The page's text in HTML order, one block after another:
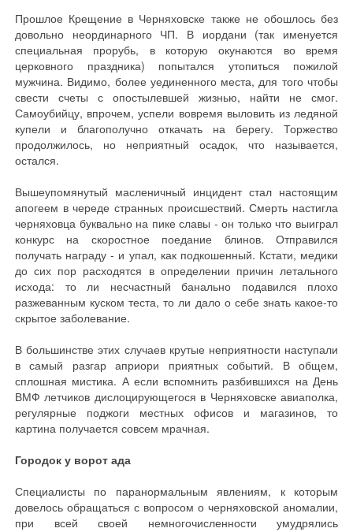
Прошлое Крещение в Черняховске также не обошлось без
довольно неординарного ЧП. В иордани (так именуется
специальная прорубь, в которую окунаются во время
церковного праздника) попытался утопиться пожилой
мужчина. Видимо, более уединенного места, для того чтобы
свести счеты с опостылевшей жизнью, найти не смог.
Самоубийцу, впрочем, успели вовремя выловить из ледяной
купели и благополучно откачать на берегу. Торжество
продолжилось, но неприятный осадок, что называется,
остался.
Вышеупомянутый масленичный инцидент стал настоящим
апогеем в череде странных происшествий. Смерть настигла
черняховца буквально на пике славы - он только что выиграл
конкурс на скоростное поедание блинов. Отправился
получать награду - и упал, как подкошенный. Кстати, медики
до сих пор расходятся в определении причин летального
исхода: то ли несчастный банально подавился плохо
разжеванным куском теста, то ли дало о себе знать какое-то
скрытое заболевание.
В большинстве этих случаев крутые неприятности наступали
в самый разгар априори приятных событий. В общем,
сплошная мистика. А если вспомнить разбившихся на День
ВМФ летчиков дислоцирующегося в Черняховске авиаполка,
регулярные поджоги местных офисов и магазинов, то
картина получается совсем мрачная.
Городок у ворот ада
Специалисты по паранормальным явлениям, к которым
довелось обращаться с вопросом о черняховской аномалии,
при всей своей немногочисленности умудрялись